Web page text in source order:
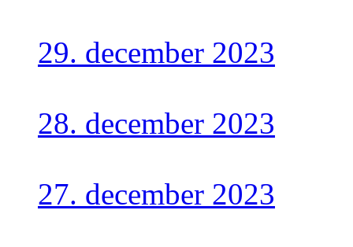
29. december 2023
28. december 2023
27. december 2023